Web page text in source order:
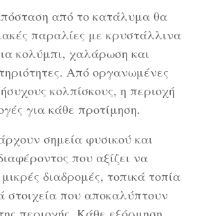
από το κατάλυμα θα
παραλίες με κρυστάλλινα
κολύμπι, χαλάρωση και
Από οργανωμένες
κολπίσκους, η περιοχή
για κάθε προτίμηση.
σημεία φυσικού και
που αξίζει να
διαδρομές, τοπικά τοπία
στοιχεία που αποκαλύπτουν